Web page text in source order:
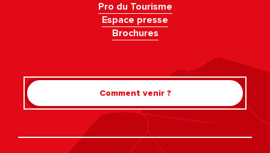
Pro du Tourisme
Espace presse
Brochures
Comment venir ?